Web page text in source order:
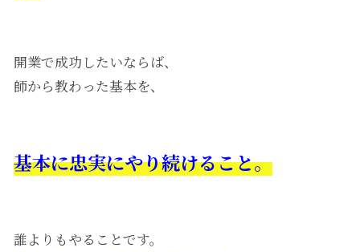
開業で成功したいならば、
師から教わった基本を、
基本に忠実にやり続けること。
誰よりもやることです。